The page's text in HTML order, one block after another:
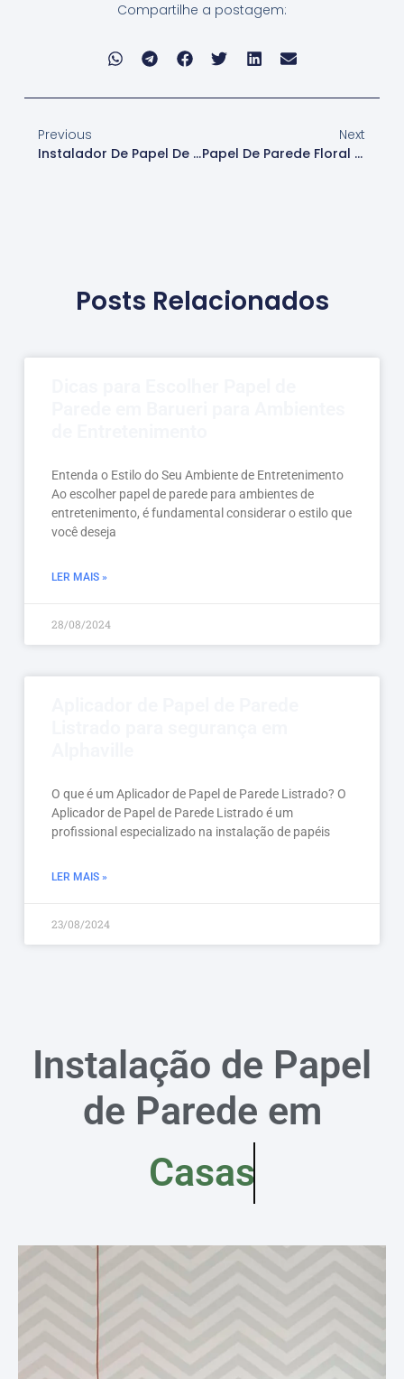
Compartilhe a postagem:
Previous
Instalador De Papel De Parede Floral Com Experiência Barueri
Next
Papel De Parede Floral Para Lojas Barueri
Posts Relacionados
Entenda o Estilo do Seu Ambiente de Entretenimento
Ao escolher papel de parede para ambientes de
entretenimento, é fundamental considerar o estilo que
você deseja
LER MAIS »
28/08/2024
O que é um Aplicador de Papel de Parede Listrado? O
Aplicador de Papel de Parede Listrado é um
profissional especializado na instalação de papéis
LER MAIS »
23/08/2024
Instalação de Papel
de Parede em
Casas